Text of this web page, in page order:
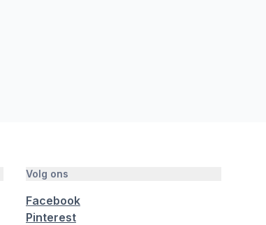
Volg ons
Facebook
Pinterest